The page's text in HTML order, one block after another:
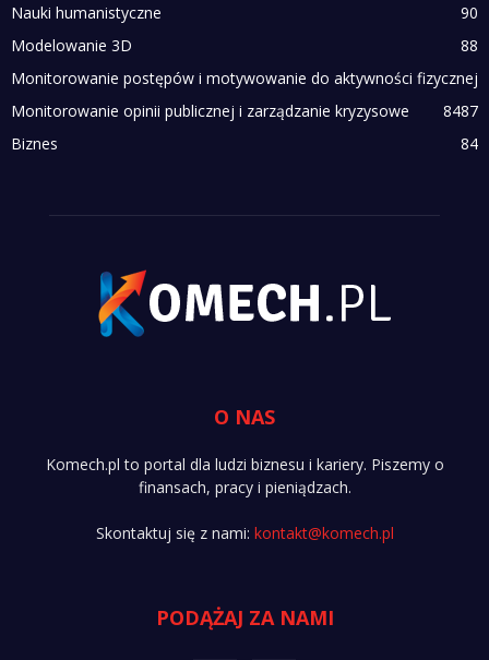
Nauki humanistyczne
90
Modelowanie 3D
88
Monitorowanie postępów i motywowanie do aktywności fizycznej
87
Monitorowanie opinii publicznej i zarządzanie kryzysowe
84
Biznes
84
O NAS
Komech.pl to portal dla ludzi biznesu i kariery. Piszemy o
finansach, pracy i pieniądzach.
Skontaktuj się z nami: kontakt@komech.pl
PODĄŻAJ ZA NAMI